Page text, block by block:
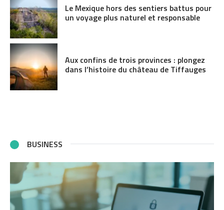
Le Mexique hors des sentiers battus pour
un voyage plus naturel et responsable
Aux confins de trois provinces : plongez
dans l’histoire du château de Tiffauges
BUSINESS